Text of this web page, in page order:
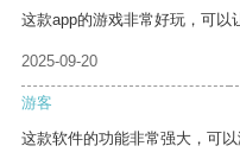
这款app的游戏非常好玩，可以
2025-09-20
游客
这款软件的功能非常强大，可以